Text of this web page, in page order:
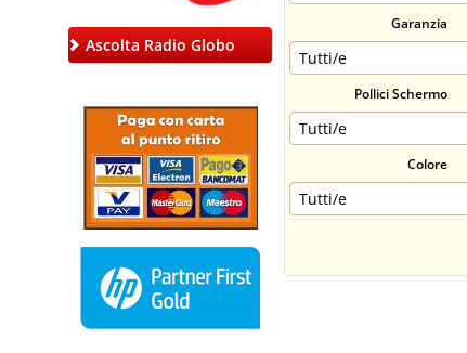
Ascolta Radio Globo
Garanzia
Pollici Schermo
Colore